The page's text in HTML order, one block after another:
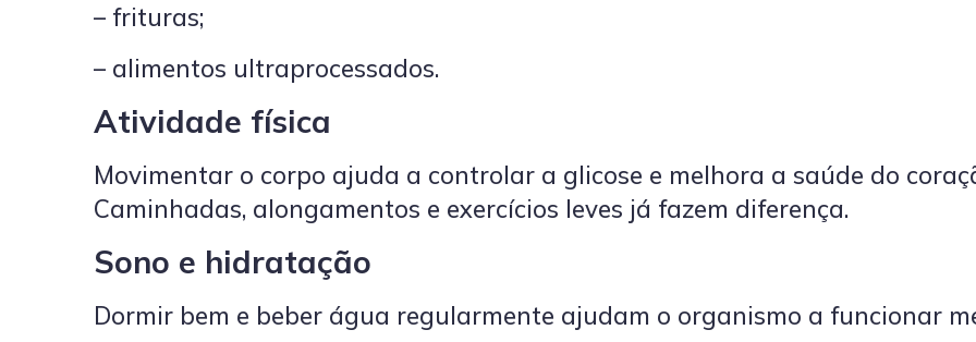
– frituras;
– alimentos ultraprocessados.
Atividade física
Movimentar o corpo ajuda a controlar a glicose e melhora a saúde do
Caminhadas, alongamentos e exercícios leves já fazem diferença.
Sono e hidratação
Dormir bem e beber água regularmente ajudam o organismo a funcionar